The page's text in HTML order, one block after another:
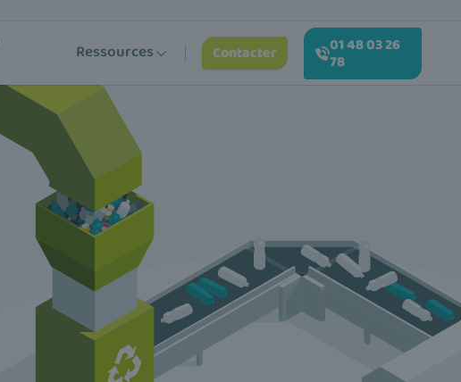
Ressources Contacter 01 48 03 26
78